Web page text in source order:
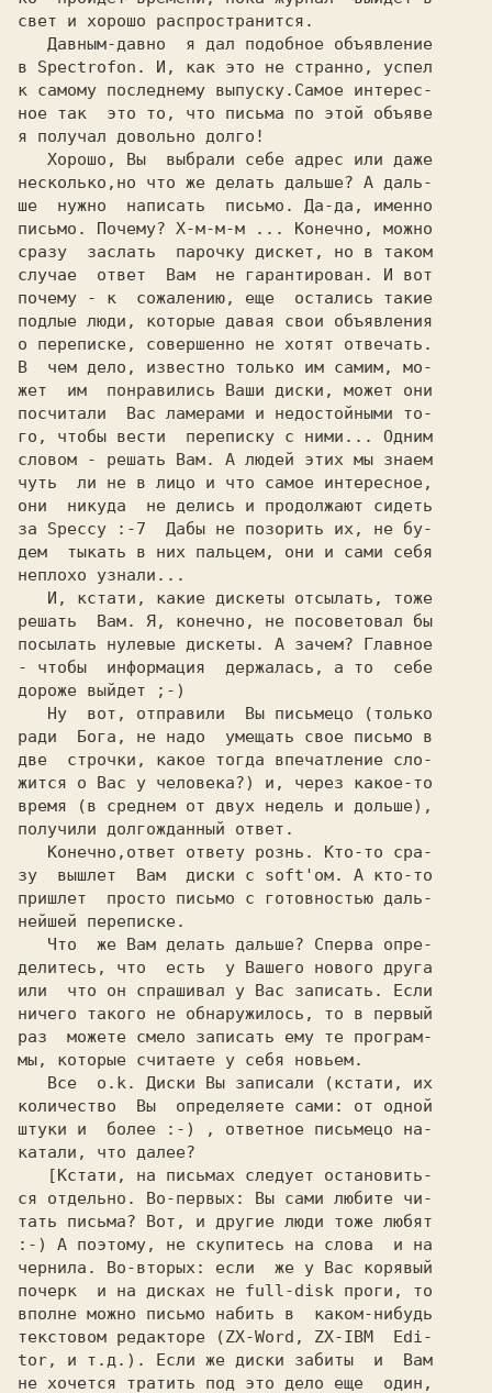
свет и хорошо распространится.
в Spectrofon. И, как это не странно, успел
к самому последнему выпуску.Самое интерес-
ное так  это то, что письма по этой объяве
я получал довольно долго!
несколько,но что же делать дальше? А даль-
ше  нужно  написать  письмо. Да-да, именно
письмо. Почему? Х-м-м-м ... Конечно, можно
сразу  заслать  парочку дискет, но в таком
случае  ответ  Вам  не гарантирован. И вот
почему - к  сожалению, еще  остались такие
подлые люди, которые давая свои объявления
о переписке, совершенно не хотят отвечать.
В  чем дело, известно только им самим, мо-
жет  им  понравились Ваши диски, может они
посчитали  Вас ламерами и недостойными то-
го, чтобы вести  переписку с ними... Одним
словом - решать Вам. А людей этих мы знаем
чуть  ли не в лицо и что самое интересное,
они  никуда  не делись и продолжают сидеть
за Speccy :-7  Дабы не позорить их, не бу-
дем  тыкать в них пальцем, они и сами себя
неплохо узнали...
решать  Вам. Я, конечно, не посоветовал бы
посылать нулевые дискеты. А зачем? Главное
- чтобы  информация  держалась, а то  себе
дороже выйдет ;-)
ради  Бога, не надо  умещать свое письмо в
две  строчки, какое тогда впечатление сло-
жится о Вас у человека?) и, через какое-то
время (в среднем от двух недель и дольше),
получили долгожданный ответ.
зу  вышлет  Вам  диски с soft'ом. А кто-то
пришлет  просто письмо с готовностью даль-
нейшей переписке.
делитесь, что  есть  у Вашего нового друга
или  что он спрашивал у Вас записать. Если
ничего такого не обнаружилось, то в первый
раз  можете смело записать ему те програм-
мы, которые считаете у себя новьем.
количество  Вы  определяете сами: от одной
штуки и  более :-) , ответное письмецо на-
катали, что далее?
ся отдельно. Во-первых: Вы сами любите чи-
тать письма? Вот, и другие люди тоже любят
:-) А поэтому, не скупитесь на слова  и на
чернила. Во-вторых: если  же у Вас корявый
почерк  и на дисках не full-disk проги, то
вполне можно письмо набить в  каком-нибудь
текстовом редакторе (ZX-Word, ZX-IBM  Edi-
tor, и т.д.). Если же диски забиты  и  Вам
не хочется тратить под это дело еще  один,